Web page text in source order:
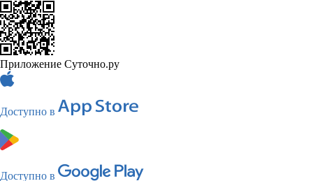
Приложение Суточно.ру
Доступно в
Доступно в